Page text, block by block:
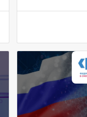
11 000+
с 7 дней до
снизилось
подписания
на ~80%
с 70% до